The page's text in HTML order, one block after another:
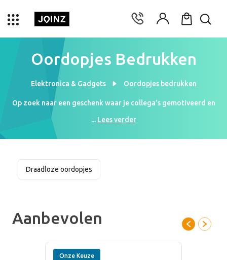
Oordopjes Bedrukken
Elektronica & Gadgets Oordopjes bedrukken
Op zoek naar een geschenk waar je collega’s gemotiveerd en
gefocust mee kunnen werken? Wij bedrukken je koptelefoons en
oordopjes met jouw logo om het product te personaliseren. Je
collega’s zullen ongetwijfeld blij verrast zijn met zo een leuk en
assortiment aan oordopjes en koptelefoons. Kies jij een paar
low-budget oortjes? Of ga je liever voor een luxe koptelefoon?
De keuze ligt volledig bij jou!
... Lees verder
Draadloze oordopjes
Aanbevolen
Onze Keuze